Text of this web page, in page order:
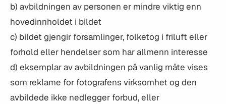
b) avbildningen av personen er mindre viktig enn
hovedinnholdet i bildet
c) bildet gjengir forsamlinger, folketog i friluft eller
forhold eller hendelser som har allmenn interesse
d) eksemplar av avbildningen på vanlig måte vises
som reklame for fotografens virksomhet og den
avbildede ikke nedlegger forbud, eller